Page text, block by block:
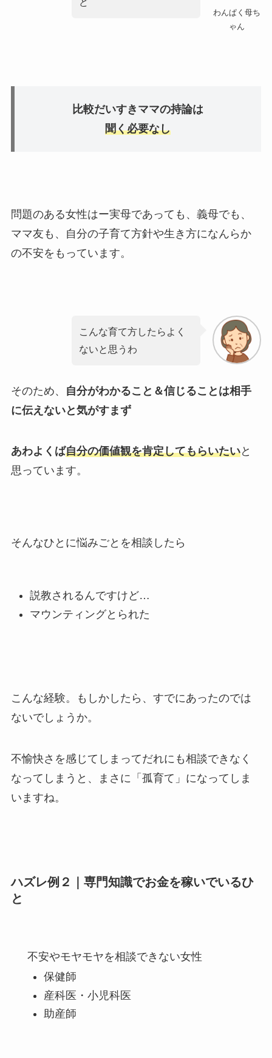
わんぱく母ち
ゃん
比較だいすきママの持論は
聞く必要なし
問題のある女性はー実母であっても、義母でも、
ママ友も、自分の子育て方針や生き方になんらか
の不安をもっています。
こんな育て方したらよく
ないと思うわ
そのため、
自分がわかること＆信じることは相手
に伝えないと気がすまず
あわよくば自分の価値観を肯定してもらいたいと
思っています。
そんなひとに悩みごとを相談したら
説教されるんですけど…
マウンティングとられた
こんな経験。もしかしたら、すでにあったのでは
ないでしょうか。
不愉快さを感じてしまってだれにも相談できなく
なってしまうと、まさに「孤育て」になってしま
いますね。
ハズレ例２｜専門知識でお金を稼いでいるひ
と
不安やモヤモヤを相談できない女性
保健師
産科医・小児科医
助産師